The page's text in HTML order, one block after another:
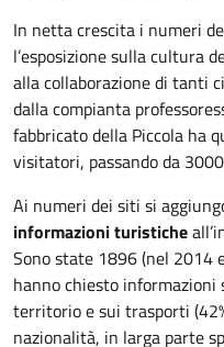
In netta crescita i numeri
l’esposizione sulla cultura
alla collaborazione di tanti
dalla compianta
fabbricato della Piccola ha
visitatori, passando da
Ai numeri dei siti si
informazioni turistiche
Sono state 1896 (nel 2014
hanno chiesto informazioni
territorio e sui trasporti
nazionalità, in larga parte